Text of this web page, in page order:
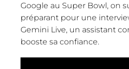
Google au Super Bowl, on
préparant pour une
Gemini Live, un assistant
booste sa confiance.